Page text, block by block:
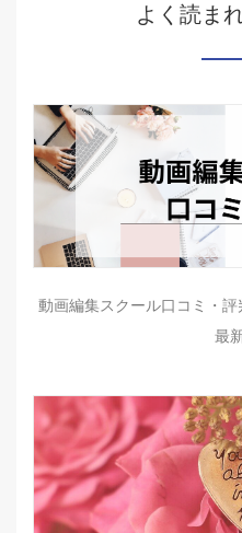
よく読ま
動画編集スクール口コミ・
最